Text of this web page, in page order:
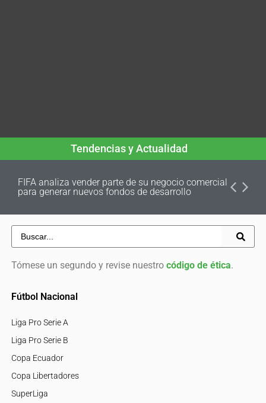
Tendencias y Actualidad
FIFA analiza vender parte de su negocio comercial
para generar nuevos fondos de desarrollo
Tómese un segundo y revise nuestro código de ética.
Fútbol Nacional
Liga Pro Serie A
Liga Pro Serie B
Copa Ecuador
Copa Libertadores
SuperLiga